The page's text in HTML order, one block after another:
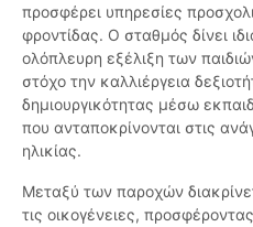
προσφέρει υπηρεσίες
φροντίδας. Ο σταθμός δίνει
ολόπλευρη εξέλιξη των
στόχο την καλλιέργεια
δημιουργικότητας μέσω
που ανταποκρίνονται στις
ηλικίας.
Μεταξύ των παροχών
τις οικογένειες,